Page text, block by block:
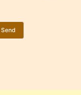
Send